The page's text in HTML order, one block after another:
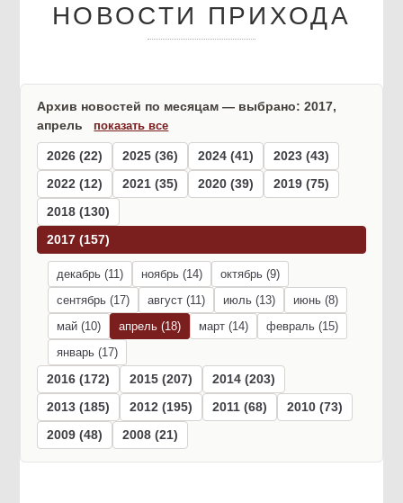
НОВОСТИ ПРИХОДА
Архив новостей по месяцам — выбрано: 2017,
апрель
показать все
2026 (22) 2025 (36) 2024 (41)
2023 (43)
2022 (12)
2021 (35) 2020 (39)
2019 (75)
2018 (130)
2017 (157)
декабрь (11) ноябрь (14)
октябрь (9)
сентябрь (17)
август (11) июль (13)
июнь (8)
май (10)
апрель (18) март (14)
февраль (15)
январь (17)
2016 (172) 2015 (207)
2014 (203)
2013 (185)
2012 (195) 2011 (68)
2010 (73)
2009 (48)
2008 (21)